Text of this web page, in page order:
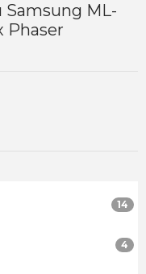
Samsung ML-
Phaser
14
4